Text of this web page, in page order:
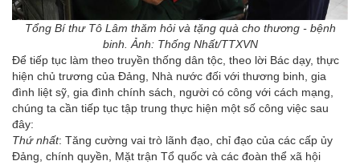
Tổng Bí thư Tô Lâm thăm hỏi và tặng quà cho thương - bệnh
binh. Ảnh: Thống Nhất/TTXVN
Để tiếp tục làm theo truyền thống dân tộc, theo lời Bác dạy, thực
hiện chủ trương của Đảng, Nhà nước đối với thương binh, gia
đình liệt sỹ, gia đình chính sách, người có công với cách mạng,
chúng ta cần tiếp tục tập trung thực hiện một số công việc sau
đây:
Thứ nhất: Tăng cường vai trò lãnh đạo, chỉ đạo của các cấp ủy
Đảng, chính quyền, Mặt trận Tổ quốc và các đoàn thể xã hội